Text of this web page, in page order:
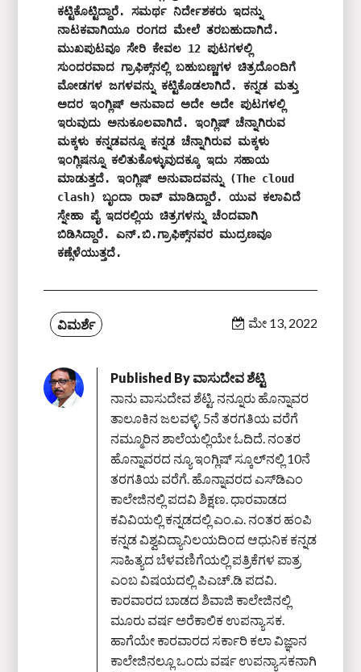
ಕಟ್ಟಿಕೊಟ್ಟಿದ್ದಾರೆ. ಸಮರ್ಥ ನಿರ್ದೇಶಕರು ಇದನ್ನು
ನಾಟಕವಾಗಿಯೂ ರಂಗದ ಮೇಲೆ ತರಬಹುದಾಗಿದೆ.
ಮುಖಪುಟವೂ ಸೇರಿ ಕೇವಲ 12 ಪುಟಗಳಲ್ಲಿ
ಸುಂದರವಾದ ಗ್ರಾಫಿಕ್ಸ್‌ನಲ್ಲಿ ಬಹುಬಣ್ಣಗಳ ಚಿತ್ರದೊಂದಿಗೆ
ಮೋಡಗಳ ಜಗಳವನ್ನು ಕಟ್ಟಿಕೊಡಲಾಗಿದೆ. ಕನ್ನಡ ಮತ್ತು
ಅದರ ಇಂಗ್ಲಿಷ್‌ ಅನುವಾದ ಅದೇ ಅದೇ ಪುಟಗಳಲ್ಲಿ
ಇರುವುದು ಅನುಕೂಲವಾಗಿದೆ. ಇಂಗ್ಲಿಷ್‌‍ ಚೆನ್ನಾಗಿರುವ
ಮಕ್ಕಳು ಕನ್ನಡವನ್ನೂ ಕನ್ನಡ ಚೆನ್ನಾಗಿರುವ ಮಕ್ಕಳು
ಇಂಗ್ಲಿಷನ್ನೂ ಕಲಿತುಕೊಳ್ಳುವುದಕ್ಕೂ ಇದು ಸಹಾಯ
ಮಾಡುತ್ತದೆ. ಇಂಗ್ಲಿಷ್‌ ಅನುವಾದವನ್ನು (The cloud
clash) ಬೃಂದಾ ರಾವ್‌ ಮಾಡಿದ್ದಾರೆ. ಯುವ ಕಲಾವಿದೆ
ಸ್ನೇಹಾ ಪೈ ಇದರಲ್ಲಿಯ ಚಿತ್ರಗಳನ್ನು ಚೆಂದವಾಗಿ
ಬಿಡಿಸಿದ್ದಾರೆ. ಎನ್‌.ಬಿ.ಗ್ರಾಫಿಕ್ಸ್‌ನವರ ಮುದ್ರಣವೂ
ಕಣ್ಸೆಳೆಯುತ್ತದೆ.
ವಿಮರ್ಶೆ ಮೇ 13, 2022
Published By ವಾಸುದೇವ ಶೆಟ್ಟಿ
ನಾನು ವಾಸುದೇವ ಶೆಟ್ಟಿ. ನನ್ನೂರು ಹೊನ್ನಾವರ
ತಾಲೂಕಿನ ಜಲವಳ್ಳಿ. 5ನೆ ತರಗತಿಯ ವರೆಗೆ
ನಮ್ಮೂರಿನ ಶಾಲೆಯಲ್ಲಿಯೇ ಓದಿದೆ. ನಂತರ
ಹೊನ್ನಾವರದ ನ್ಯೂ ಇಂಗ್ಲಿಷ್ ಸ್ಕೂಲ್‌ನಲ್ಲಿ 10ನೆ
ತರಗತಿಯ ವರೆಗೆ. ಹೊನ್ನಾವರದ ಎಸ್‌ಡಿಎಂ
ಕಾಲೇಜಿನಲ್ಲಿ ಪದವಿ ಶಿಕ್ಷಣ. ಧಾರವಾಡದ
ಕವಿವಿಯಲ್ಲಿ ಕನ್ನಡದಲ್ಲಿ ಎಂ.ಎ. ನಂತರ ಹಂಪಿ
ಕನ್ನಡ ವಿಶ್ವವಿದ್ಯಾನಿಲಯದಿಂದ ಆಧುನಿಕ ಕನ್ನಡ
ಸಾಹಿತ್ಯದ ಬೆಳವಣಿಗೆಯಲ್ಲಿ ಪತ್ರಿಕೆಗಳ ಪಾತ್ರ
ಎಂಬ ವಿಷಯದಲ್ಲಿ ಪಿಎಚ್‌.ಡಿ ಪದವಿ.
ಕಾರವಾರದ ಬಾಡದ ಶಿವಾಜಿ ಕಾಲೇಜಿನಲ್ಲಿ
ಮೂರು ವರ್ಷ ಅರೆಕಾಲಿಕ ಉಪನ್ಯಾಸಕ.
ಹಾಗೆಯೇ ಕಾರವಾರದ ಸರ್ಕಾರಿ ಕಲಾ ವಿಜ್ಞಾನ
ಕಾಲೇಜಿನಲ್ಲೂ ಒಂದು ವರ್ಷ ಉಪನ್ಯಾಸಕನಾಗಿ